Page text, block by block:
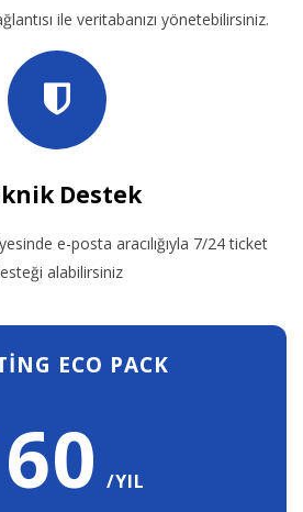
ile veritabanızı yönetebilirsiniz.
Destek
e-posta aracılığıyla 7/24 ticket
alabilirsiniz
ECO PACK
/YIL